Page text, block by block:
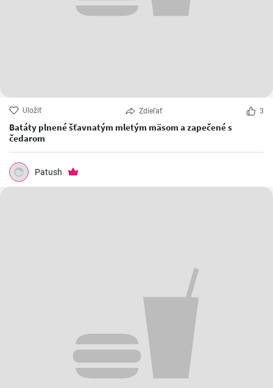
Uložiť Zdieľať 3
Batáty plnené šťavnatým mletým mäsom a zapečené s
čedarom
Patush